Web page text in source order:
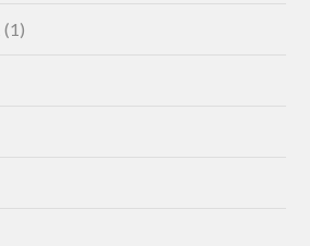
(1)